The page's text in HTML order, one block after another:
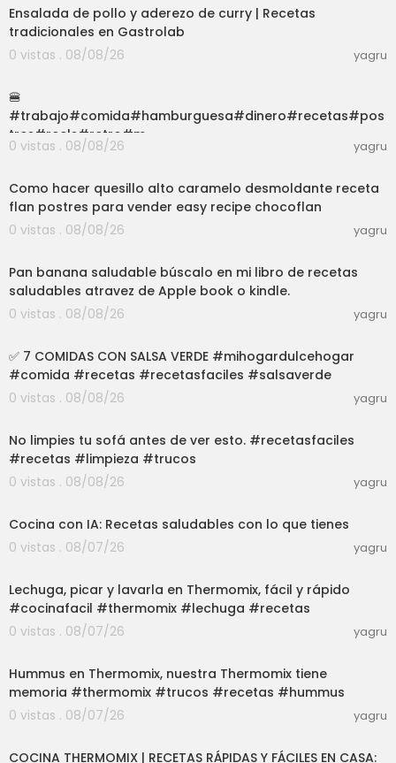
Ensalada de pollo y aderezo de curry | Recetas
tradicionales en Gastrolab
0 vistas . 08/08/26
yagru
🍔
#trabajo#comida#hamburguesa#dinero#recetas#pos
tres#reels#retro#m
exico#parati#foryou#feliz#consejos
0 vistas . 08/08/26 yagru
Como hacer quesillo alto caramelo desmoldante receta
flan postres para vender easy recipe chocoflan
0 vistas . 08/08/26
yagru
Pan banana saludable búscalo en mi libro de recetas
saludables atravez de Apple book o kindle.
0 vistas . 08/08/26
yagru
✅️ 7 COMIDAS CON SALSA VERDE #mihogardulcehogar
#comida #recetas #recetasfaciles #salsaverde
0 vistas . 08/08/26
yagru
No limpies tu sofá antes de ver esto. #recetasfaciles
#recetas #limpieza #trucos
0 vistas . 08/08/26
yagru
Cocina con IA: Recetas saludables con lo que tienes
0 vistas . 08/07/26
yagru
Lechuga, picar y lavarla en Thermomix, fácil y rápido
#cocinafacil #thermomix #lechuga #recetas
0 vistas . 08/07/26
yagru
Hummus en Thermomix, nuestra Thermomix tiene
memoria #thermomix #trucos #recetas #hummus
0 vistas . 08/07/26
yagru
COCINA THERMOMIX | RECETAS RÁPIDAS Y FÁCILES EN CASA: